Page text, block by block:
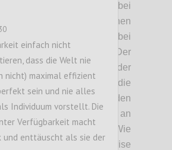
bei
70 Jahren des vergangenen
wichtigsten Treiber bei
von Lieferketten. Der
einen und die Reduktion der
zum anderen
haben die
Produkte rund um den
und so ein fragiles Netz an
geschaffen.
Wie
wurde, hat uns die Krise
einfach nicht
dass die Welt nie
nicht) maximal effizient
sein und nie alles
Individuum vorstellt. Die
Verfügbarkeit macht
und enttäuscht als sie der